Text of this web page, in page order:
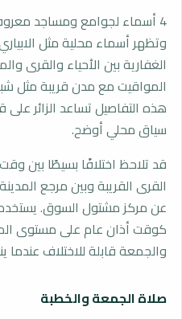
4 أسماء لجوامع ومساجد
وتظهر أسماء محلية مثل
الغفارية بين الأحياء والقرى
المواقيت مع مدن قريبة مثل
هذه التفاصيل تساعد الزائر
سياق محلي أوضح.
قد تلاحظ اختلافًا بسيطًا بين
القرى القريبة وبين مرجع
عن مركز مشتول السوق.
كوقت أذان عام على مستوى
والجمعة قابلة للاختلاف
صلاة الجمعة والخطبة